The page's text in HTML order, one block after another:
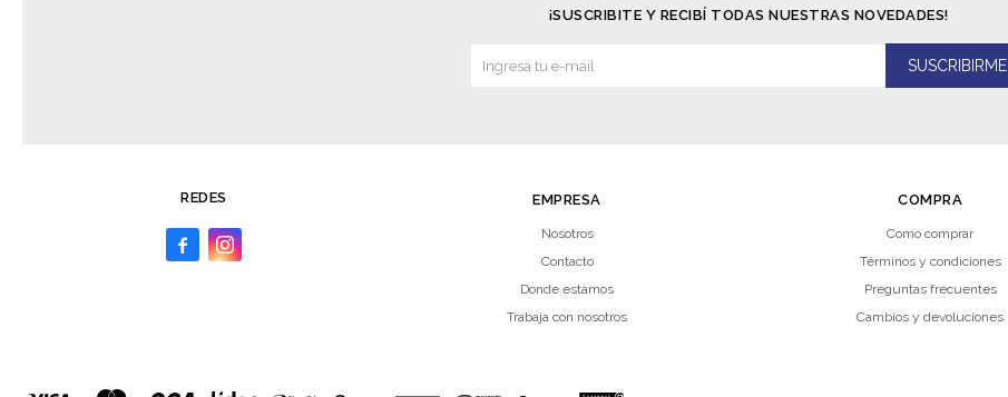
REDES
 
EMPRESA
Nosotros
Contacto
Donde estamos
Trabaja con nosotros
COMPRA
Como comprar
Términos y condiciones
Preguntas frecuentes
Cambios y devoluciones
¡SUSCRIBITE Y RECIBÍ TODAS NUESTRAS NOVEDADES!
SUSCRIBIRME